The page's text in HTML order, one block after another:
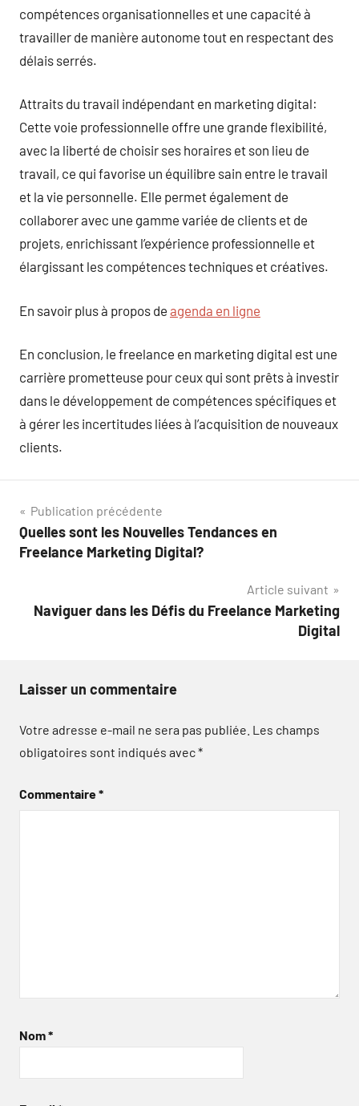
compétences organisationnelles et une capacité à
travailler de manière autonome tout en respectant des
délais serrés.
Attraits du travail indépendant en marketing digital:
Cette voie professionnelle offre une grande flexibilité,
avec la liberté de choisir ses horaires et son lieu de
travail, ce qui favorise un équilibre sain entre le travail
et la vie personnelle. Elle permet également de
collaborer avec une gamme variée de clients et de
projets, enrichissant l’expérience professionnelle et
élargissant les compétences techniques et créatives.
En savoir plus à propos de agenda en ligne
En conclusion, le freelance en marketing digital est une
carrière prometteuse pour ceux qui sont prêts à investir
dans le développement de compétences spécifiques et
à gérer les incertitudes liées à l’acquisition de nouveaux
clients.
Navigation
de
Publication précédente
Quelles sont les Nouvelles Tendances en
Freelance Marketing Digital?
Article suivant
Naviguer dans les Défis du Freelance Marketing
Digital
Laisser un commentaire
Votre adresse e-mail ne sera pas publiée. Les champs
obligatoires sont indiqués avec*
Commentaire*
Nom*